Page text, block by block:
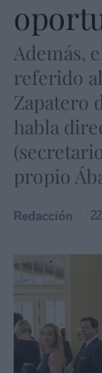
Además,
referido
Zapatero
habla
propio
Redacción